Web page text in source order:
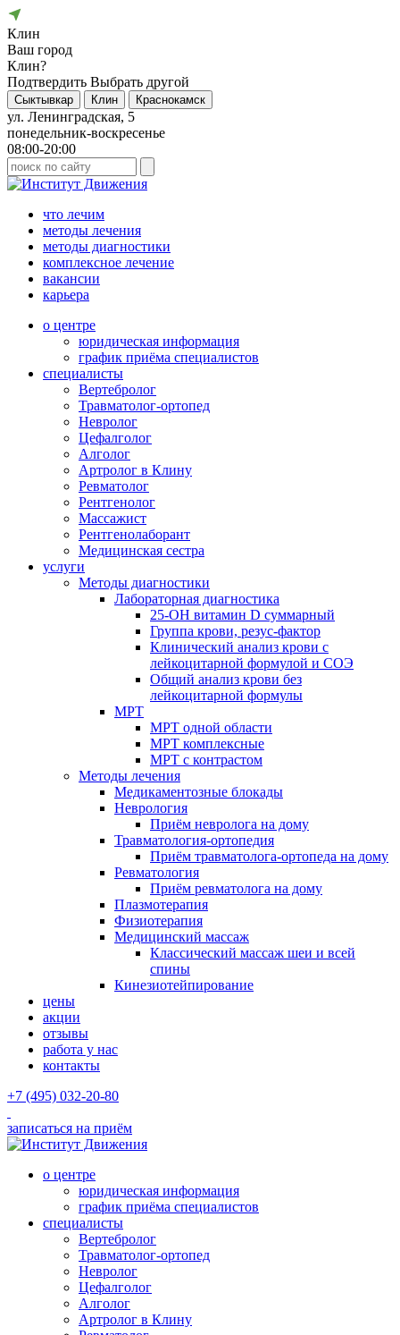
Клин
Ваш город
Клин?
Подтвердить Выбрать другой
Сыктывкар Клин Краснокамск
ул. Ленинградская, 5
понедельник-воскресенье
08:00-20:00
что лечим
методы лечения
методы диагностики
комплексное лечение
вакансии
карьера
о центре
юридическая информация
график приёма специалистов
специалисты
Вертебролог
Травматолог-ортопед
Невролог
Цефалголог
Алголог
Артролог в Клину
Ревматолог
Рентгенолог
Массажист
Рентгенолаборант
Медицинская сестра
услуги
Методы диагностики
Лабораторная диагностика
25-OH витамин D суммарный
Группа крови, резус-фактор
Клинический анализ крови с
лейкоцитарной формулой и СОЭ
Общий анализ крови без
лейкоцитарной формулы
МРТ
МРТ одной области
МРТ комплексные
МРТ с контрастом
Методы лечения
Медикаментозные блокады
Неврология
Приём невролога на дому
Травматология-ортопедия
Приём травматолога-ортопеда на дому
Ревматология
Приём ревматолога на дому
Плазмотерапия
Физиотерапия
Медицинский массаж
Классический массаж шеи и всей
спины
Кинезиотейпирование
цены
акции
отзывы
работа у нас
контакты
+7 (495) 032-20-80
записаться на приём
о центре
юридическая информация
график приёма специалистов
специалисты
Вертебролог
Травматолог-ортопед
Невролог
Цефалголог
Алголог
Артролог в Клину